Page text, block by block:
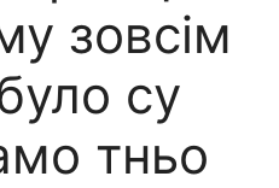
зовсім
су
тньо